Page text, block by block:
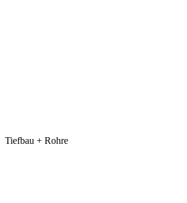
Tiefbau + Rohre